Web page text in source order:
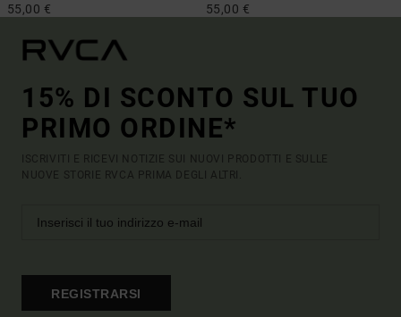
55,00 € 55,00 €
15% DI SCONTO SUL TUO
PRIMO ORDINE*
ISCRIVITI E RICEVI NOTIZIE SUI NUOVI PRODOTTI E SULLE
NUOVE STORIE RVCA PRIMA DEGLI ALTRI.
REGISTRARSI